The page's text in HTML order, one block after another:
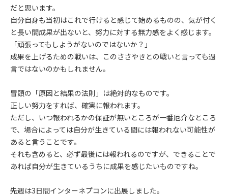
だと思います。
自分自身も当初はこれで行けると感じて始めるものの、気が付く
と長い間成果が出ないと、努力に対する無力感をよく感じます。
「頑張ってもしようがないのではないか？」
成果を上げるための戦いは、このささやきとの戦いと言っても過
言ではないのかもしれません。
冒頭の「原因と結果の法則」は絶対的なものです。
正しい努力をすれば、確実に報われます。
ただし、いつ報われるかの保証が無いところが一番厄介なところ
で、場合によっては自分が生きている間には報われない可能性が
あると言うことです。
それも含めると、必ず最後には報われるのですが、できることで
あれば自分が生きているうちに成果を感じたいものですね。
先週は3日間インターネプコンに出展しました。